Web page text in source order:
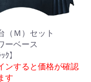
（Ｍ）セット
ーベース
ｸ】
ンすると価格が確認
す